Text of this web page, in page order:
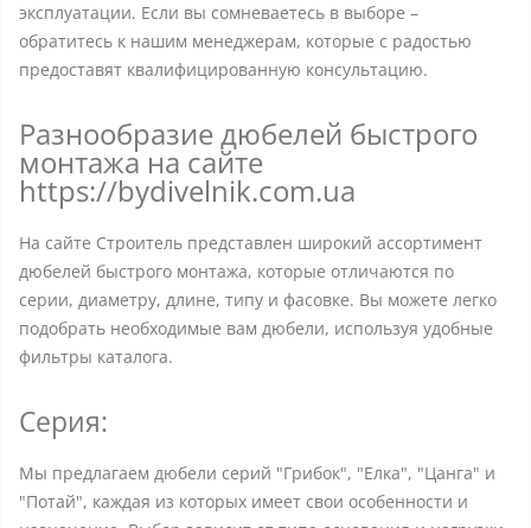
эксплуатации. Если вы сомневаетесь в выборе –
обратитесь к нашим менеджерам, которые с радостью
предоставят квалифицированную консультацию.
Разнообразие дюбелей быстрого
монтажа на сайте
https://bydivelnik.com.ua
На сайте Строитель представлен широкий ассортимент
дюбелей быстрого монтажа, которые отличаются по
серии, диаметру, длине, типу и фасовке. Вы можете легко
подобрать необходимые вам дюбели, используя удобные
фильтры каталога.
Серия:
Мы предлагаем дюбели серий "Грибок", "Елка", "Цанга" и
"Потай", каждая из которых имеет свои особенности и